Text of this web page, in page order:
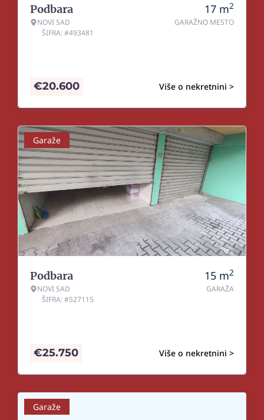
Podbara
NOVI SAD
ŠIFRA: #493481
17 m2
GARAŽNO MESTO
Više o nekretnini >
€20.600
Garaže
Podbara
NOVI SAD
ŠIFRA: #527115
15 m2
GARAŽA
Više o nekretnini >
€25.750
Garaže